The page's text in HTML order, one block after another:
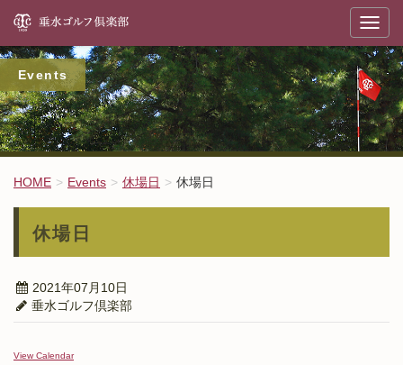
T
g
g
l
e
n
a
v
i
a
n
垂
Events
HOME Events 休場日 休場日
休場日
2021年07月10日
垂水ゴルフ倶楽部
View Calendar